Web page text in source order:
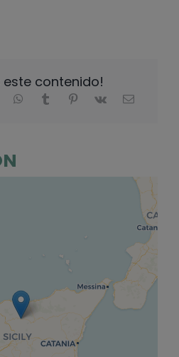
este contenido!